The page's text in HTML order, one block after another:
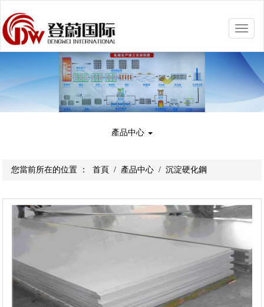
Toggle
產品中心
您當前所在的位置 ：首頁 / 產品中心 /沉淀硬化鋼